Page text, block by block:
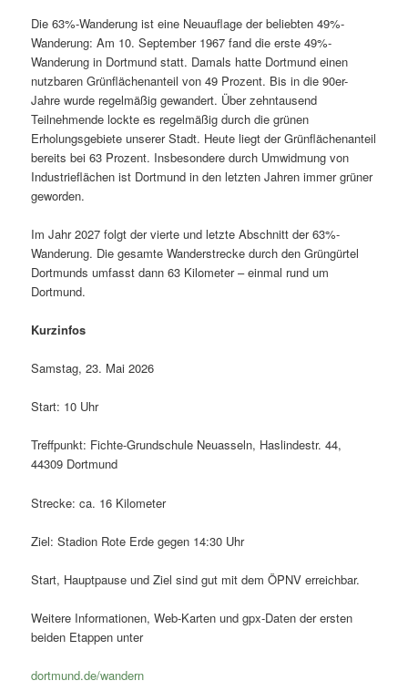
Die 63%-Wanderung ist eine Neuauflage der beliebten 49%-
Wanderung: Am 10. September 1967 fand die erste 49%-
Wanderung in Dortmund statt. Damals hatte Dortmund einen
nutzbaren Grünflächenanteil von 49 Prozent. Bis in die 90er-
Jahre wurde regelmäßig gewandert. Über zehntausend
Teilnehmende lockte es regelmäßig durch die grünen
Erholungsgebiete unserer Stadt. Heute liegt der Grünflächenanteil
bereits bei 63 Prozent. Insbesondere durch Umwidmung von
Industrieflächen ist Dortmund in den letzten Jahren immer grüner
geworden.
Im Jahr 2027 folgt der vierte und letzte Abschnitt der 63%-
Wanderung. Die gesamte Wanderstrecke durch den Grüngürtel
Dortmunds umfasst dann 63 Kilometer – einmal rund um
Dortmund.
Kurzinfos
Samstag, 23. Mai 2026
Start: 10 Uhr
Treffpunkt: Fichte-Grundschule Neuasseln, Haslindestr. 44,
44309 Dortmund
Strecke: ca. 16 Kilometer
Ziel: Stadion Rote Erde gegen 14:30 Uhr
Start, Hauptpause und Ziel sind gut mit dem ÖPNV erreichbar.
Weitere Informationen, Web-Karten und gpx-Daten der ersten
beiden Etappen unter
dortmund.de/wandern